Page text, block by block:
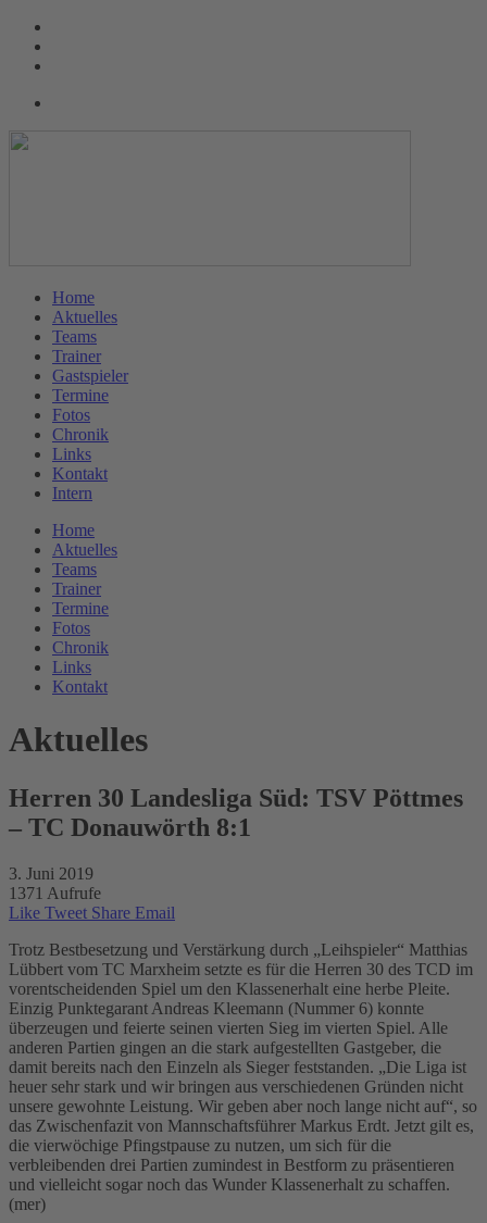
Home
Aktuelles
Teams
Trainer
Gastspieler
Termine
Fotos
Chronik
Links
Kontakt
Intern
Home
Aktuelles
Teams
Trainer
Termine
Fotos
Chronik
Links
Kontakt
Aktuelles
Herren 30 Landesliga Süd: TSV Pöttmes
– TC Donauwörth 8:1
3. Juni 2019
1371 Aufrufe
Like Tweet Share Email
Trotz Bestbesetzung und Verstärkung durch „Leihspieler“ Matthias
Lübbert vom TC Marxheim setzte es für die Herren 30 des TCD im
vorentscheidenden Spiel um den Klassenerhalt eine herbe Pleite.
Einzig Punktegarant Andreas Kleemann (Nummer 6) konnte
überzeugen und feierte seinen vierten Sieg im vierten Spiel. Alle
anderen Partien gingen an die stark aufgestellten Gastgeber, die
damit bereits nach den Einzeln als Sieger feststanden. „Die Liga ist
heuer sehr stark und wir bringen aus verschiedenen Gründen nicht
unsere gewohnte Leistung. Wir geben aber noch lange nicht auf“, so
das Zwischenfazit von Mannschaftsführer Markus Erdt. Jetzt gilt es,
die vierwöchige Pfingstpause zu nutzen, um sich für die
verbleibenden drei Partien zumindest in Bestform zu präsentieren
und vielleicht sogar noch das Wunder Klassenerhalt zu schaffen.
(mer)